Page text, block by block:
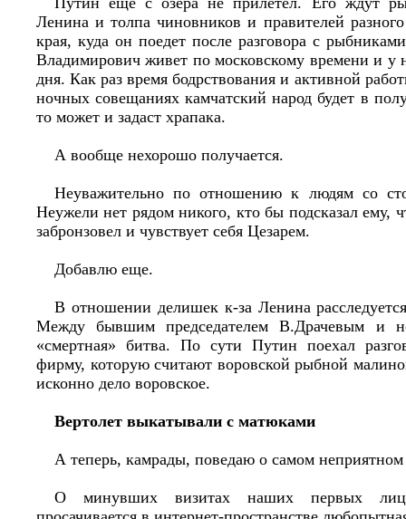
Ленина и толпа чиновников и правителей
края, куда он поедет после разговора с
Владимирович живет по московскому времени и у
дня. Как раз время бодрствования и активной
ночных совещаниях камчатский народ будет в
то может и задаст храпака.
А вообще нехорошо получается.
Неуважительно по отношению к людям со
Неужели нет рядом никого, кто бы подсказал ему,
забронзовел и чувствует себя Цезарем.
Добавлю еще.
В отношении делишек к-за Ленина
Между бывшим председателем В.Драчевым и
«смертная» битва. По сути Путин поехал
фирму, которую считают воровской рыбной
исконно дело воровское.
Вертолет выкатывали с матюками
А теперь, камрады, поведаю о самом
О минувших визитах наших первых